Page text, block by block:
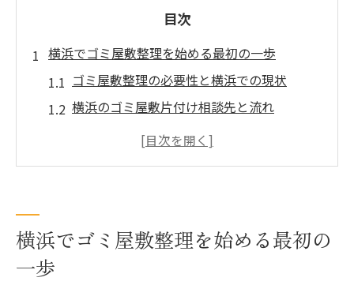
目次
横浜でゴミ屋敷整理を始める最初の一歩
ゴミ屋敷整理の必要性と横浜での現状
横浜のゴミ屋敷片付け相談先と流れ
ゴミ屋敷を放置するリスクを知ろう
ゴミ屋敷片付け費用の目安と賢い比較法
横浜でゴミ屋敷整理を始める最初の
一歩